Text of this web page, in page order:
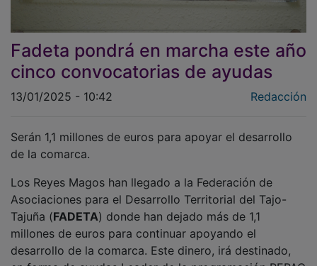
Fadeta pondrá en marcha este año
cinco convocatorias de ayudas
de la comarca.
Asociaciones para el Desarrollo Territorial del Tajo-
Tajuña (FADETA) donde han dejado más de 1,1
millones de euros para continuar apoyando el
desarrollo de la comarca. Este dinero, irá destinado,
en forma de ayudas Leader de la programación PEPAC